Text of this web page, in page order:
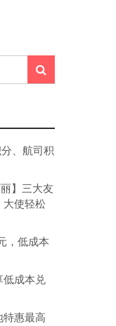
Search
、航司积
】三大友
大使轻松
，低成本
低成本兑
惠最高